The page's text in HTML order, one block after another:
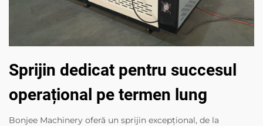
Sprijin dedicat pentru succesul
operațional pe termen lung
Bonjee Machinery oferă un sprijin excepțional, de la